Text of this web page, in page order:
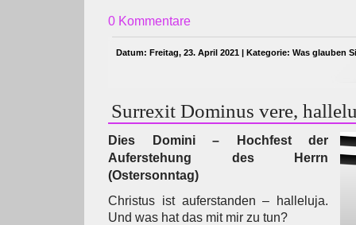
0 Kommentare
Datum: Freitag, 23. April 2021 | Kategorie: Was glauben
Surrexit Dominus vere,
Dies Domini – Hochfest der
Auferstehung des Herrn
(Ostersonntag)
Christus ist auferstanden – halleluja.
Und was hat das mit mir zu tun?